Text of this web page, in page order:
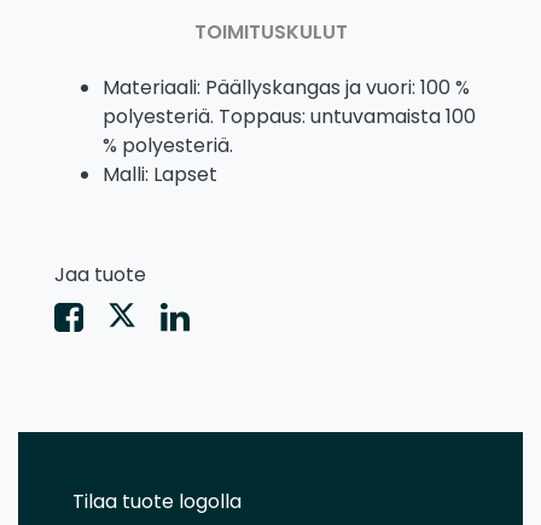
TOIMITUSKULUT
Materiaali: Päällyskangas ja vuori: 100 %
polyesteriä. Toppaus: untuvamaista 100
% polyesteriä.
Malli: Lapset
Jaa tuote
Tilaa tuote logolla